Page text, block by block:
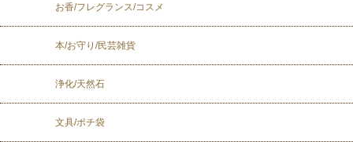
お香/フレグランス/コスメ
本/お守り/民芸雑貨
浄化/天然石
文具/ポチ袋